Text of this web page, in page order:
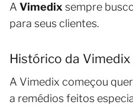
A Vimedix sempre
para seus clientes.
Histórico da Vimedix
A Vimedix começou
a remédios feitos